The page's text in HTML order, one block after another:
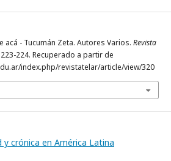
acá - Tucumán Zeta. Autores Varios. Revista
223-224. Recuperado a partir de
index.php/revistatelar/article/view/320
y crónica en América Latina